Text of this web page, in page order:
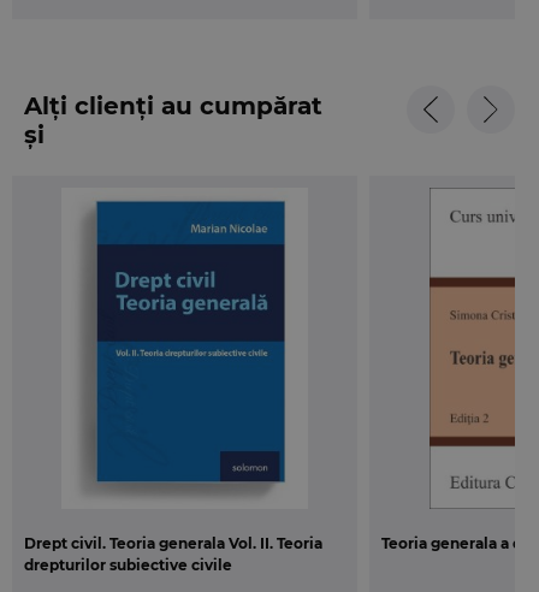
Alți clienți au cumpărat
și
Drept civil. Teoria generala Vol. II. Teoria
drepturilor subiective civile
Teoria generala a